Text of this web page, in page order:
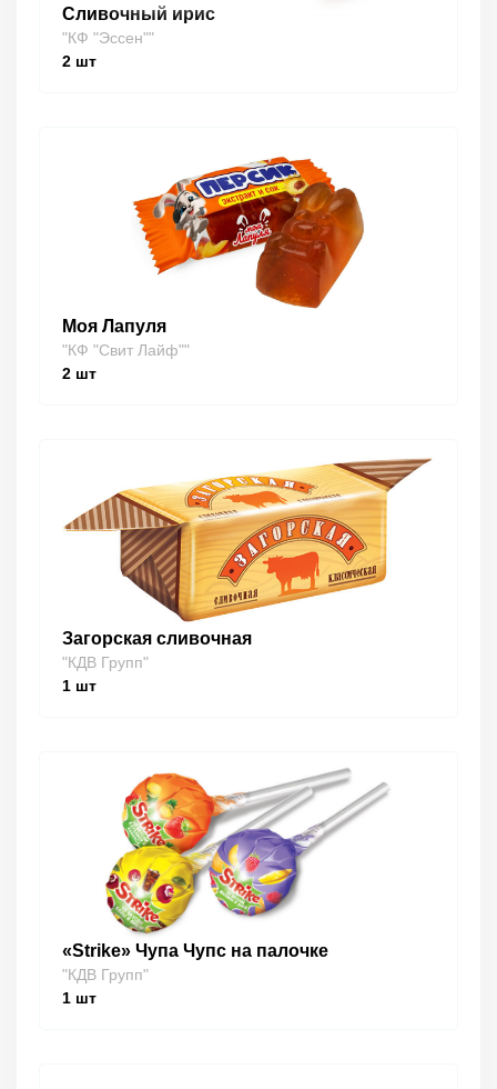
Сливочный ирис
"КФ "Эссен""
2 шт
Моя Лапуля
"КФ "Свит Лайф""
2 шт
Загорская сливочная
"КДВ Групп"
1 шт
«Strike» Чупа Чупс на палочке
"КДВ Групп"
1 шт